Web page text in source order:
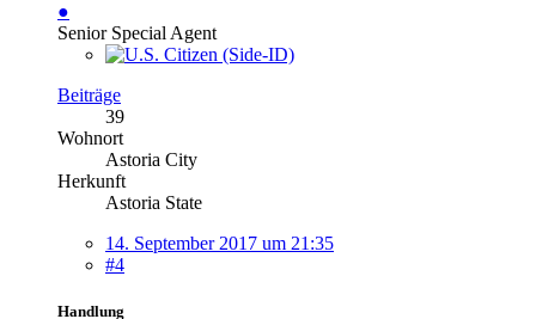
●
Senior Special Agent
Beiträge
39
Wohnort
Astoria City
Herkunft
Astoria State
14. September 2017 um 21:35
#4
Handlung